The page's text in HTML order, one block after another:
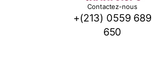
Contactez-nous
+(213) 0559 689
650